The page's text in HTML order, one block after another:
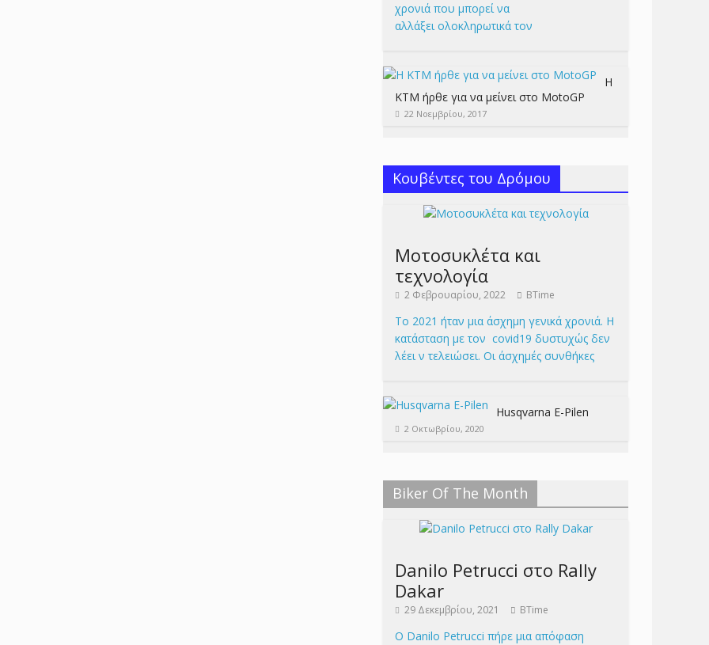
χρονιά που μπορεί να
αλλάξει ολοκληρωτικά τον
Η
KTM ήρθε για να μείνει στο MotoGP
22 Νοεμβρίου, 2017
Κουβέντες του Δρόμου
Μοτοσυκλέτα και
τεχνολογία
2 Φεβρουαρίου, 2022 BTime
Το 2021 ήταν μια άσχημη γενικά χρονιά. Η
κατάσταση με τον covid19 δυστυχώς δεν
λέει ν τελειώσει. Οι άσχημές συνθήκες
Husqvarna E-Pilen
2 Οκτωβρίου, 2020
Biker Of The Month
Danilo Petrucci στο Rally
Dakar
29 Δεκεμβρίου, 2021 BTime
Ο Danilo Petrucci πήρε μια απόφαση